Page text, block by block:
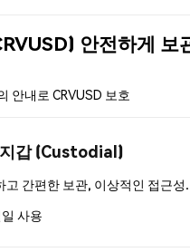
안전하게 보
안내로 CRVUSD 보호
갑 (Custodial)
고 간편한 보관, 이상적인 접근성.
사용